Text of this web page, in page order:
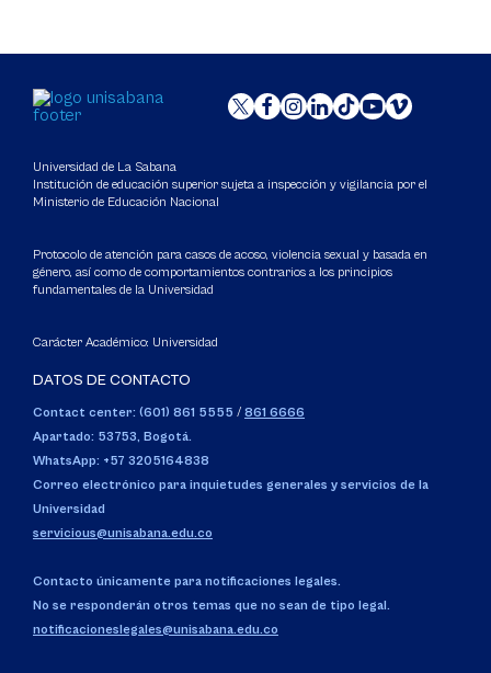
Universidad de La Sabana
Institución de educación superior sujeta a inspección y vigilancia por el
Ministerio de Educación Nacional
Protocolo de atención para casos de acoso, violencia sexual y basada en
género, así como de comportamientos contrarios a los principios
fundamentales de la Universidad
Carácter Académico: Universidad
DATOS DE CONTACTO
Contact center: (601) 861 5555 / 861 6666
Apartado: 53753, Bogotá.
WhatsApp: +57 3205164838
Correo electrónico para inquietudes generales y servicios de la
Universidad
servicious@unisabana.edu.co
Contacto únicamente para notificaciones legales.
No se responderán otros temas que no sean de tipo legal.
notificacioneslegales@unisabana.edu.co